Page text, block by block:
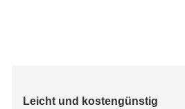
Leicht und kostengünstig